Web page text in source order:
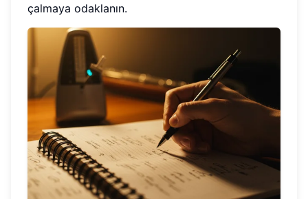
çalmaya odaklanın.